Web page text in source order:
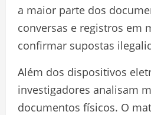
a maior parte dos
conversas e registros em
confirmar supostas
Além dos dispositivos
investigadores analisam
documentos físicos. O